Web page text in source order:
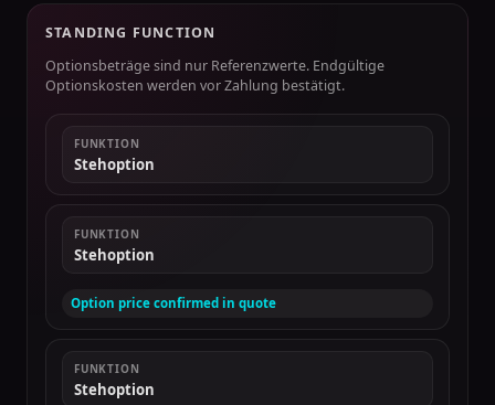
STANDING FUNCTION
Optionsbeträge sind nur Referenzwerte. Endgültige
Optionskosten werden vor Zahlung bestätigt.
FUNKTION
Stehoption
FUNKTION
Stehoption
Option price confirmed in quote
FUNKTION
Stehoption